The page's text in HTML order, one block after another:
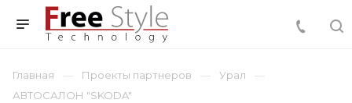
Главная Проекты партнеров
Урал
АВТОСАЛОН "SKODA"